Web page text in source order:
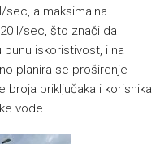
sec, a maksimalna
l/sec, što znači da
iskoristivost, i na
planira se proširenje
priključaka i korisnika
vode.